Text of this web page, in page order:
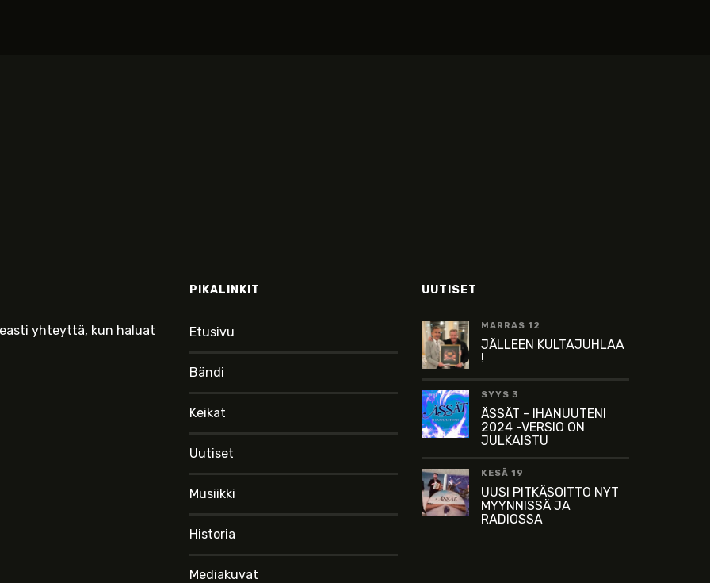
yhteyttä, kun haluat
PIKALINKIT
Etusivu
Bändi
Keikat
Uutiset
Musiikki
Historia
Mediakuvat
UUTISET
MARRAS 12
JÄLLEEN KULTAJUHLAA
!
SYYS 3
ÄSSÄT - IHANUUTENI
2024 -VERSIO ON
JULKAISTU
KESÄ 19
UUSI PITKÄSOITTO NYT
MYYNNISSÄ JA
RADIOSSA